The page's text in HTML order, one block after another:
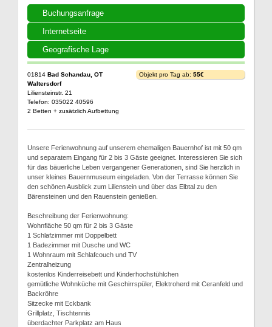
Buchungsanfrage
Internetseite
Geografische Lage
01814 Bad Schandau, OT
Waltersdorf
Liliensteinstr. 21
Telefon: 035022 40596
2 Betten + zusätzlich Aufbettung
Objekt pro Tag ab: 55€
Unsere Ferienwohnung auf unserem ehemaligen Bauernhof ist mit 50 qm
und separatem Eingang für 2 bis 3 Gäste geeignet. Interessieren Sie sich
für das bäuerliche Leben vergangener Generationen, sind Sie herzlich in
unser kleines Bauernmuseum eingeladen. Von der Terrasse können Sie
den schönen Ausblick zum Lilienstein und über das Elbtal zu den
Bärensteinen und den Rauenstein genießen.
Beschreibung der Ferienwohnung:
Wohnfläche 50 qm für 2 bis 3 Gäste
1 Schlafzimmer mit Doppelbett
1 Badezimmer mit Dusche und WC
1 Wohnraum mit Schlafcouch und TV
Zentralheizung
kostenlos Kinderreisebett und Kinderhochstühlchen
gemütliche Wohnküche mit Geschirrspüler, Elektroherd mit Ceranfeld und
Backröhre
Sitzecke mit Eckbank
Grillplatz, Tischtennis
überdachter Parkplatz am Haus